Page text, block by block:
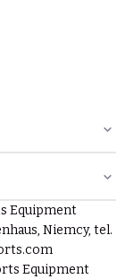
Equipment
Niemcy, tel.
Equipment